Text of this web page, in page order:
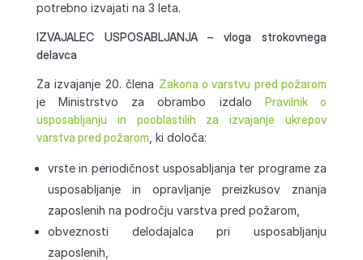
potrebno izvajati na 3 leta.
IZVAJALEC USPOSABLJANJA – vloga strokovnega
delavca
Za izvajanje 20. člena Zakona o varstvu pred požarom
je Ministrstvo za obrambo izdalo Pravilnik o
usposabljanju in pooblastilih za izvajanje ukrepov
varstva pred požarom, ki določa:
vrste in periodičnost usposabljanja ter programe za
usposabljanje in opravljanje preizkusov znanja
zaposlenih na področju varstva pred požarom,
obveznosti delodajalca pri usposabljanju
zaposlenih,